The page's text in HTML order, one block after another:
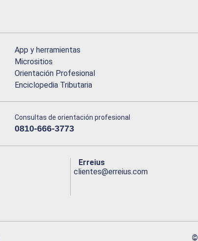
App y herramientas
Micrositios
Orientación Profesional
Enciclopedia Tributaria
Consultas de orientación profesional
0810-666-3773
Erreius
clientes@erreius.com
©